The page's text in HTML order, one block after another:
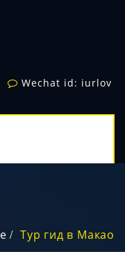
Wechat id: iurlov
Тур гид в Макао